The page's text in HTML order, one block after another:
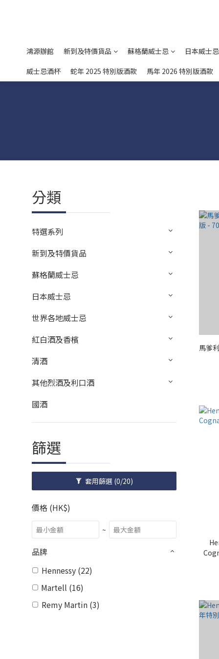
鴻源辦館 新到及特價貨品 蘇格蘭威士忌 日本威士忌
威士忌酒杯 蛇年 2025 特別版酒款 馬年 2026 特別版酒款
分類
特選系列
新到及特價貨品
蘇格蘭威士忌
日本威士忌
世界各地威士忌
紅白酒及香檳
清酒
其他烈酒及利口酒
國酒
篩選
套用篩選 (0/20)
價格 (HK$)
~
品牌
Hennessy (22)
Martell (16)
Remy Martin (3)
馬爹